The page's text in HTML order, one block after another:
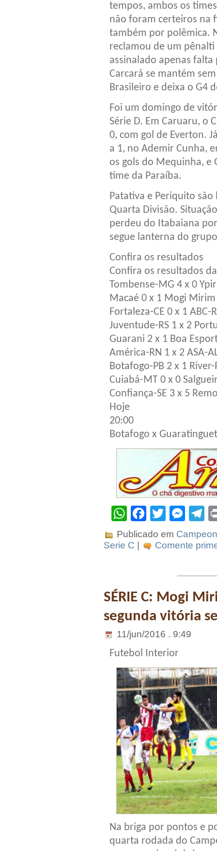
tempos, ambos os
não foram certeiros na
também por polêmica.
reclamou de um
assinalado apenas
Carcará se mantém
Brasileiro e deixa o G4
Foi um domingo de
Série D. Em Caruaru, o
0, com gol de Everton.
a 1, no Ademir Cunha,
os gols do Mequinha, e
time da Paraíba.
Patativa e Periquito são
Quarta Divisão.
perdeu do Itabaiana
segue lanterna do
Confira os resultados
Confira os resultados
Tombense-MG 4 x 0
Macaé 0 x 1 Mogi Mirim
Fortaleza-CE 0 x 1 ABC-
Juventude-RS 1 x 2
Guarani 2 x 1 Boa
América-RN 1 x 2 ASA-
Botafogo-PB 2 x 1 River-
Cuiabá-MT 0 x 0
Confiança-SE 3 x 5
Hoje
20:00
Botafogo x
WhatsApp
Facebook
Twitter
Publicado em
Serie C
Comente
SÉRIE C: Mogi
segunda vitória
11/jun/2016 . 9:49
Futebol Interior
Na briga por pontos e
quarta rodada do